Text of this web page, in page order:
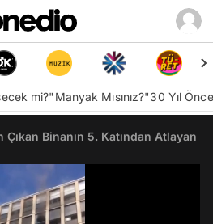
mi?"Manyak Mısınız?"30 Yıl
Çıkan Binanın 5. Katından Atlayan